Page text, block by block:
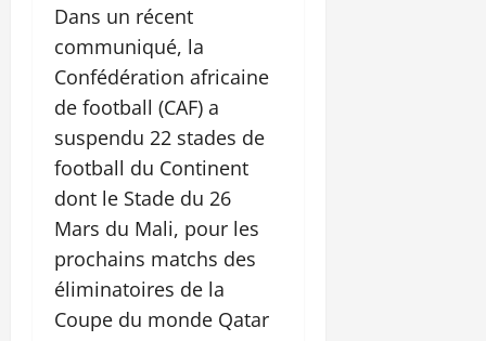
Dans un récent
communiqué, la
Confédération africaine
de football (CAF) a
suspendu 22 stades de
football du Continent
dont le Stade du 26
Mars du Mali, pour les
prochains matchs des
éliminatoires de la
Coupe du monde Qatar